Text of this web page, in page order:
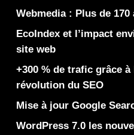
Webmedia : Plus de 170
EcoIndex et l’impact
site web
+300 % de trafic grâce à
révolution du SEO
Mise à jour Google
WordPress 7.0 les